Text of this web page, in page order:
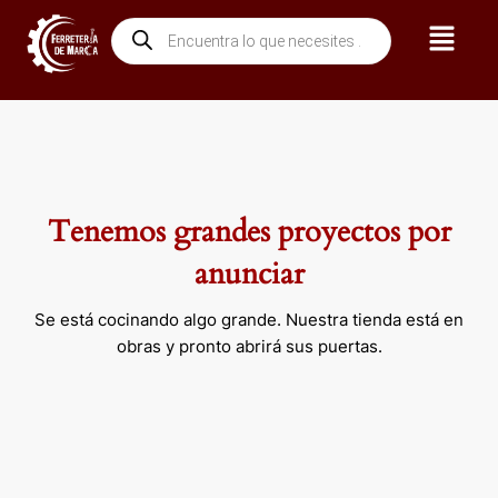
contenido
Búsqueda
de
productos
Menú
Tenemos grandes proyectos por
anunciar
Se está cocinando algo grande. Nuestra tienda está en
obras y pronto abrirá sus puertas.